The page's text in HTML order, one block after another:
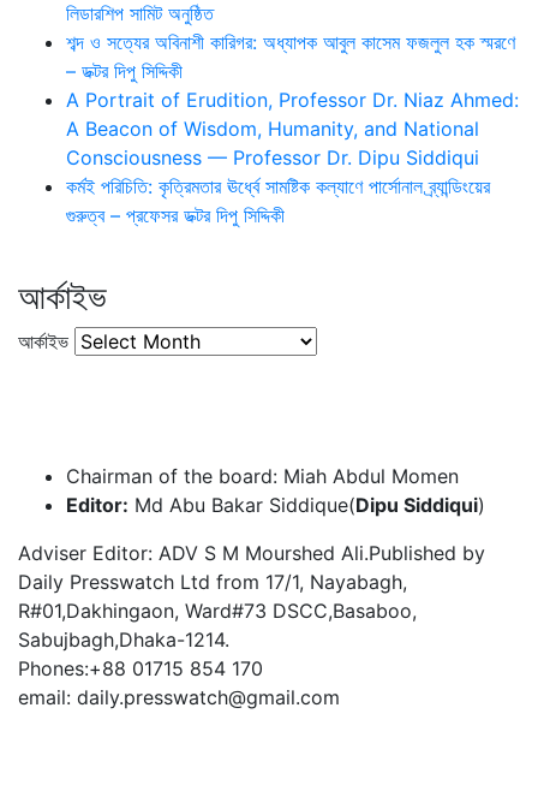
লিডারশিপ সামিট অনুষ্ঠিত
শব্দ ও সত্যের অবিনাশী কারিগর: অধ্যাপক আবুল কাসেম ফজলুল হক স্মরণে
– ডক্টর দিপু সিদ্দিকী
A Portrait of Erudition, Professor Dr. Niaz Ahmed:
A Beacon of Wisdom, Humanity, and National
Consciousness — Professor Dr. Dipu Siddiqui
কর্মই পরিচিতি: কৃত্রিমতার ঊর্ধ্বে সামষ্টিক কল্যাণে পার্সোনাল ব্র্যান্ডিংয়ের
গুরুত্ব – প্রফেসর ডক্টর দিপু সিদ্দিকী
আর্কাইভ
আর্কাইভ
Chairman of the board: Miah Abdul Momen
Editor: Md Abu Bakar Siddique(Dipu Siddiqui)
Adviser Editor: ADV S M Mourshed Ali.Published by
Daily Presswatch Ltd from 17/1, Nayabagh,
R#01,Dakhingaon, Ward#73 DSCC,Basaboo,
Sabujbagh,Dhaka-1214.
Phones:+88 01715 854 170
email: daily.presswatch@gmail.com